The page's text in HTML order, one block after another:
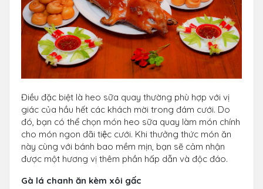
Điều đặc biệt là heo sữa quay thường phù hợp với vị
giác của hầu hết các khách mời trong đám cưới. Do
đó, bạn có thể chọn món heo sữa quay làm món chính
cho món ngon đãi tiệc cưới. Khi thưởng thức món ăn
này cùng với bánh bao mềm mịn, bạn sẽ cảm nhận
được một hương vị thêm phần hấp dẫn và độc đáo.
Gà lá chanh ăn kèm xôi gấc